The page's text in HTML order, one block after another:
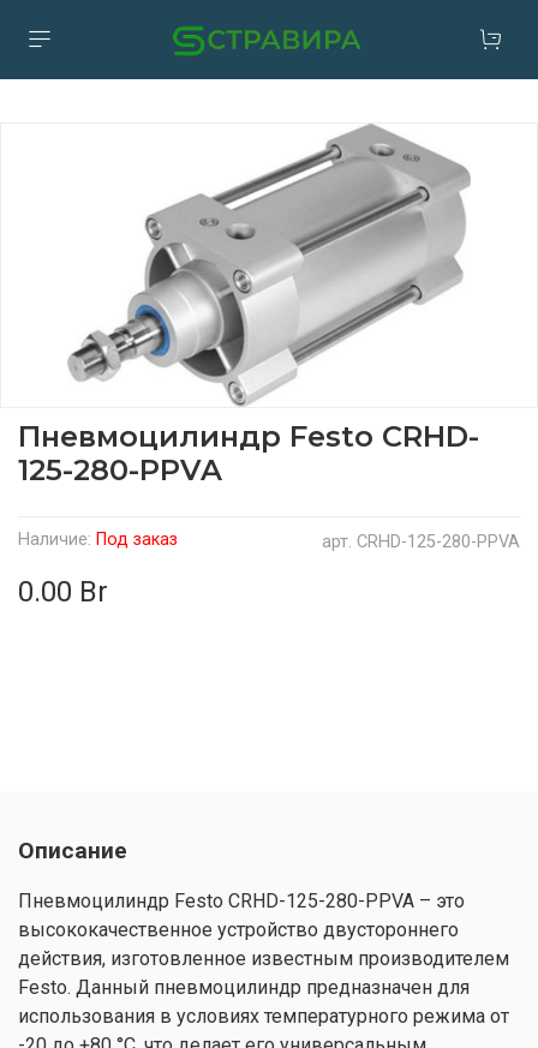
арт. CRHD-125-280-PPVA
Наличие: Под заказ
Пневмоцилиндр Festo CRHD-
125-280-PPVA
0.00 Br
Описание
Пневмоцилиндр Festo CRHD-125-280-PPVA – это
высококачественное устройство двустороннего
действия, изготовленное известным производителем
Festo. Данный пневмоцилиндр предназначен для
использования в условиях температурного режима от